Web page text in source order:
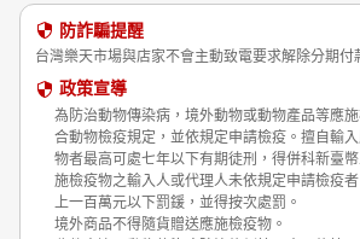
防詐騙提醒
台灣樂天市場與店家不會主動致電要求解除分期付
政策宣導
為防治動物傳染病，境外動物或動物產品等應
合動物檢疫規定，並依規定申請檢疫。擅自輸
物者最高可處七年以下有期徒刑，得併科新臺
施檢疫物之輸入人或代理人未依規定申請檢疫
上一百萬元以下罰鍰，並得按次處罰。
境外商品不得隨貨贈送應施檢疫物。